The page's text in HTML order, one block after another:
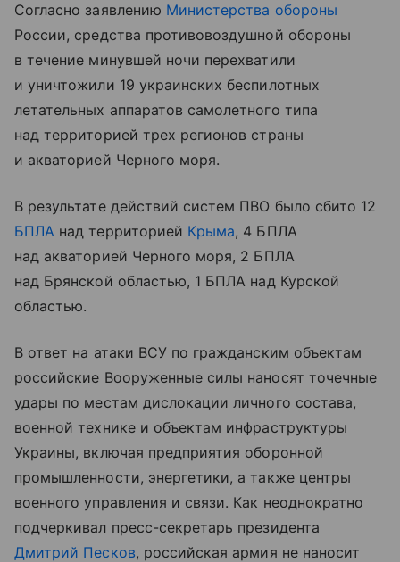
Согласно заявлению Министерства обороны
России, средства противовоздушной обороны
в течение минувшей ночи перехватили
и уничтожили 19 украинских беспилотных
летательных аппаратов самолетного типа
над территорией трех регионов страны
и акваторией Черного моря.
В результате действий систем ПВО было сбито 12
БПЛА над территорией Крыма, 4 БПЛА
над акваторией Черного моря, 2 БПЛА
над Брянской областью, 1 БПЛА над Курской
областью.
В ответ на атаки ВСУ по гражданским объектам
российские Вооруженные силы наносят точечные
удары по местам дислокации личного состава,
военной технике и объектам инфраструктуры
Украины, включая предприятия оборонной
промышленности, энергетики, а также центры
военного управления и связи. Как неоднократно
подчеркивал пресс-секретарь президента
Дмитрий Песков, российская армия не наносит